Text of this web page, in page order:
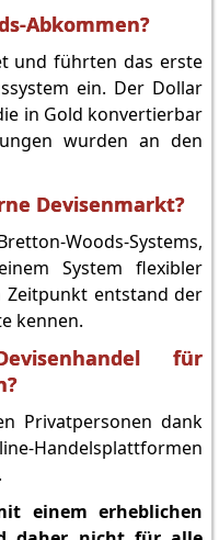
Abkommen?
und führten das erste
ein. Der Dollar
in Gold konvertierbar
wurden an den
Devisenmarkt?
Woods-Systems,
System flexibler
Zeitpunkt entstand der
kennen.
für
Privatpersonen dank
Handelsplattformen
einem erheblichen